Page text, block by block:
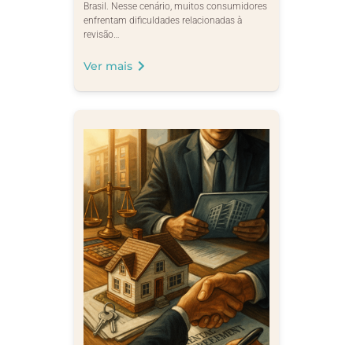
Brasil. Nesse cenário, muitos consumidores
enfrentam dificuldades relacionadas à
revisão…
Ver mais